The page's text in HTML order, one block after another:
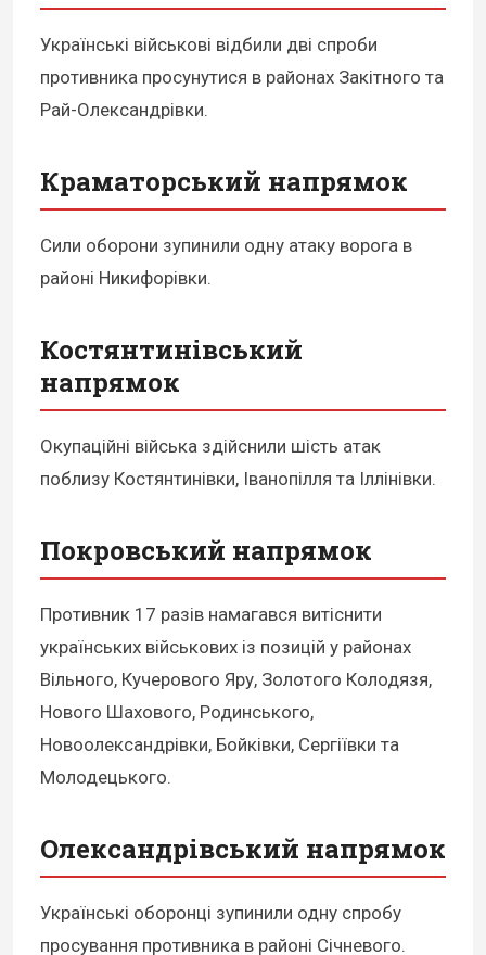
Українські військові відбили дві спроби
противника просунутися в районах Закітного та
Рай-Олександрівки.
Краматорський напрямок
Сили оборони зупинили одну атаку ворога в
районі Никифорівки.
Костянтинівський
напрямок
Окупаційні війська здійснили шість атак
поблизу Костянтинівки, Іванопілля та Іллінівки.
Покровський напрямок
Противник 17 разів намагався витіснити
українських військових із позицій у районах
Вільного, Кучерового Яру, Золотого Колодязя,
Нового Шахового, Родинського,
Новоолександрівки, Бойківки, Сергіївки та
Молодецького.
Олександрівський напрямок
Українські оборонці зупинили одну спробу
просування противника в районі Січневого.